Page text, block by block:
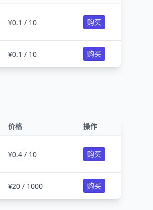
¥0.1 / 10 购买
¥0.1 / 10 购买
价格 操作
¥0.4 / 10 购买
¥20 / 1000 购买